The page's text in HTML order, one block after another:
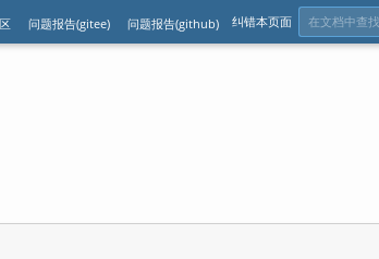
问题报告(gitee) 问题报告(github) 纠错本页面